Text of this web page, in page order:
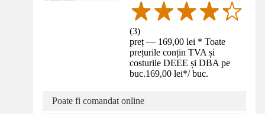
(3)
preț — 169,00 lei * Toate
prețurile conțin TVA și
costurile DEEE și DBA pe
buc.169,00 lei*/ buc.
Poate fi comandat online